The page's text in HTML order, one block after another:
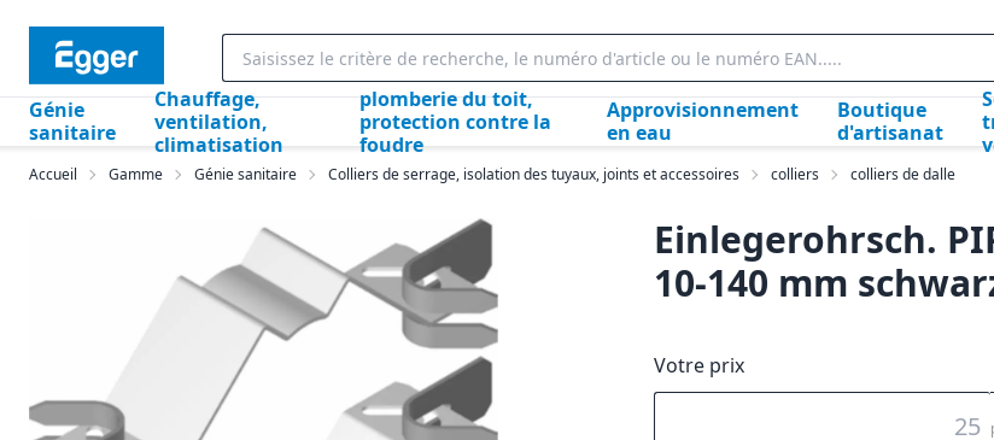
Génie
sanitaire
Chauffage,
ventilation,
climatisation
plomberie du toit,
protection contre la
foudre
Approvisionnement
en eau
Boutique
d'artisanat
Accueil Gamme Génie sanitaire Colliers de serrage, isolation des tuyaux, joints et accessoires colliers colliers de dalle
Einlegerohrsch.
10-140 mm
Votre prix